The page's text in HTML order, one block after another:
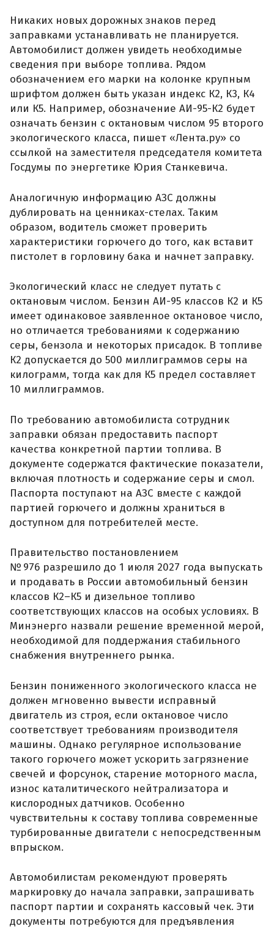
Никаких новых дорожных знаков перед
заправками устанавливать не планируется.
Автомобилист должен увидеть необходимые
сведения при выборе топлива. Рядом
обозначением его марки на колонке крупным
шрифтом должен быть указан индекс К2, К3, К4
или К5. Например, обозначение АИ-95-К2 будет
означать бензин с октановым числом 95 второго
экологического класса, пишет «Лента.ру» со
ссылкой на заместителя председателя комитета
Госдумы по энергетике Юрия Станкевича.
Аналогичную информацию АЗС должны
дублировать на ценниках-стелах. Таким
образом, водитель сможет проверить
характеристики горючего до того, как вставит
пистолет в горловину бака и начнет заправку.
Экологический класс не следует путать с
октановым числом. Бензин АИ-95 классов К2 и К5
имеет одинаковое заявленное октановое число,
но отличается требованиями к содержанию
серы, бензола и некоторых присадок. В топливе
К2 допускается до 500 миллиграммов серы на
килограмм, тогда как для К5 предел составляет
10 миллиграммов.
По требованию автомобилиста сотрудник
заправки обязан предоставить паспорт
качества конкретной партии топлива. В
документе содержатся фактические показатели,
включая плотность и содержание серы и смол.
Паспорта поступают на АЗС вместе с каждой
партией горючего и должны храниться в
доступном для потребителей месте.
Правительство постановлением
№ 976 разрешило до 1 июля 2027 года выпускать
и продавать в России автомобильный бензин
классов К2–К5 и дизельное топливо
соответствующих классов на особых условиях. В
Минэнерго назвали решение временной мерой,
необходимой для поддержания стабильного
снабжения внутреннего рынка.
Бензин пониженного экологического класса не
должен мгновенно вывести исправный
двигатель из строя, если октановое число
соответствует требованиям производителя
машины. Однако регулярное использование
такого горючего может ускорить загрязнение
свечей и форсунок, старение моторного масла,
износ каталитического нейтрализатора и
кислородных датчиков. Особенно
чувствительны к составу топлива современные
турбированные двигатели с непосредственным
впрыском.
Автомобилистам рекомендуют проверять
маркировку до начала заправки, запрашивать
паспорт партии и сохранять кассовый чек. Эти
документы потребуются для предъявления